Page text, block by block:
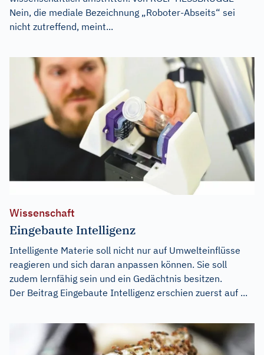
Nein, die mediale Bezeichnung „Roboter-Abseits“ sei
nicht zutreffend, meint...
Wissenschaft
Eingebaute Intelligenz
Intelligente Materie soll nicht nur auf Umwelteinflüsse
reagieren und sich daran anpassen können. Sie soll
zudem lernfähig sein und ein Gedächtnis besitzen.
Der Beitrag Eingebaute Intelligenz erschien zuerst auf ...